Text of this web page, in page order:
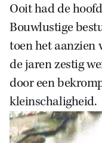
Ooit had de
Bouwlustige
toen het aanzien
de jaren zestig
door een
kleinschaligheid.